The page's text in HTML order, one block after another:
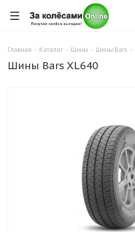
Главная - Каталог - Шины - Шины Bars -
Шины Bars XL640